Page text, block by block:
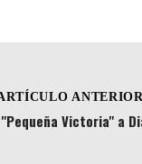
ANTERIOR
Victoria" a